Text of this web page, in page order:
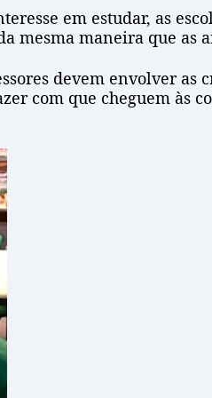
em estudar, as
mesma maneira que
devem envolver
com que cheguem às